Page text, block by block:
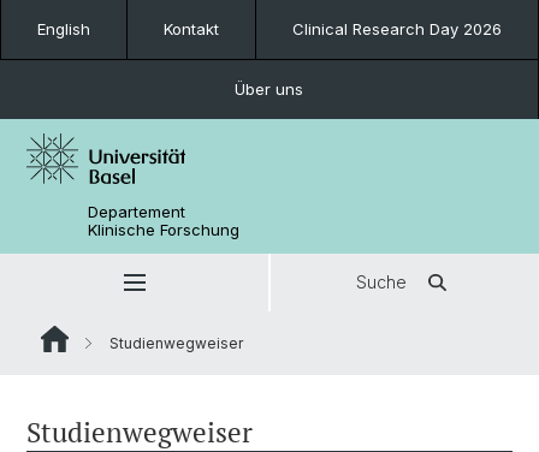
English Kontakt Clinical Research Day 2026
Über uns
Departement
Klinische Forschung
Suche
Studienwegweiser
Studienwegweiser